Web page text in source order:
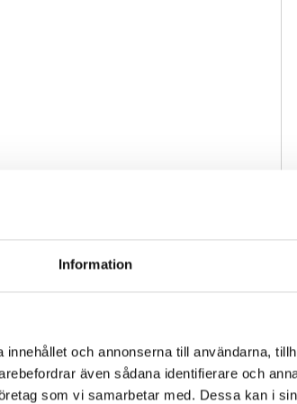
Information
och annonserna till användarna,
även sådana identifierare och
som vi samarbetar med. Dessa kan i